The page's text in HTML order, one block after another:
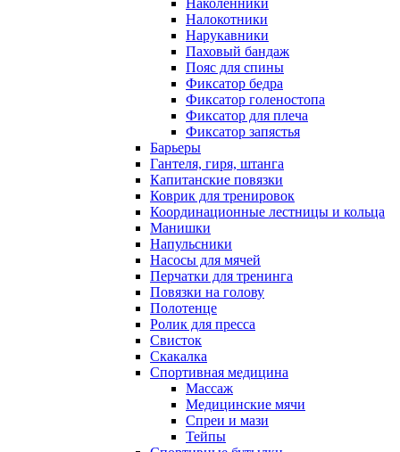
Наколенники
Налокотники
Нарукавники
Паховый бандаж
Пояс для спины
Фиксатор бедра
Фиксатор голеностопа
Фиксатор для плеча
Фиксатор запястья
Барьеры
Гантеля, гиря, штанга
Капитанские повязки
Коврик для тренировок
Координационные лестницы и кольца
Манишки
Напульсники
Насосы для мячей
Перчатки для тренинга
Повязки на голову
Полотенце
Ролик для пресса
Свисток
Скакалка
Спортивная медицина
Массаж
Медицинские мячи
Спреи и мази
Тейпы